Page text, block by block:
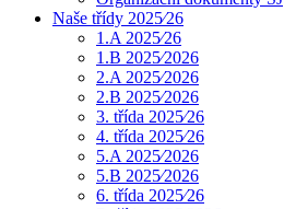
Naše třídy 2025⁄26
1.A 2025⁄26
1.B 2025⁄2026
2.A 2025⁄2026
2.B 2025⁄2026
3. třída 2025⁄26
4. třída 2025⁄26
5.A 2025⁄2026
5.B 2025⁄2026
6. třída 2025⁄26